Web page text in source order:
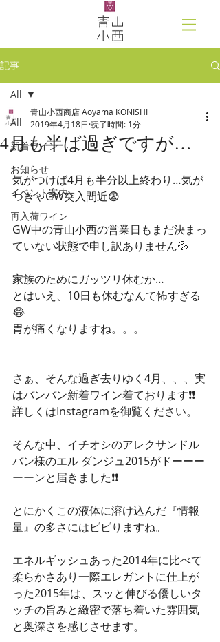
記事
All
新着ワイン
お知らせ
イベント案内
再入荷ワイン
All
4月も半ば過ぎですが…
青山小西商店 Aoyama KONISHI
2019年4月18日 読了時間: 1分
気がつけば4月も半分以上終わり…気が
つきゃGW突入間近😨
GW中の青山小西の営業日もまだ決まっ
ていない状態で申し訳ありません💦
家族のためにガッツリ休むか…
とはいえ、10日も休むなんて怖すぎる
😂
胃が痛くなりますね。。。
さぁ、そんな過ぎ去りゆく4月、、、実
はバンバン新着ワイン着ております❗❗
詳しくはInstagramを御覧ください。
そんな中、イチオシのアレクサンドル
バン様のエル ダンジュ2015がドーーー
ーーンと届きました❗❗
とにかくこの液体に溶け込んだ『情報
量』の多さにはビビりますね。
エネルギッシュあった2014年に比べて
柔らかさあり一際エレガントに仕上が
った2015年は、スッと伸びる優しいタ
ッチの旨みと緻密で落ち着いた雰囲気
と奥深さを感じさせます。